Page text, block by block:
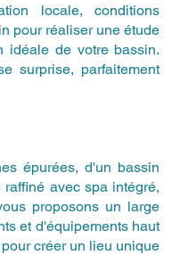
locale, conditions
pour réaliser une étude
idéale de votre bassin.
surprise, parfaitement
épurées, d'un bassin
avec spa intégré,
proposons un large
et d'équipements haut
créer un lieu unique